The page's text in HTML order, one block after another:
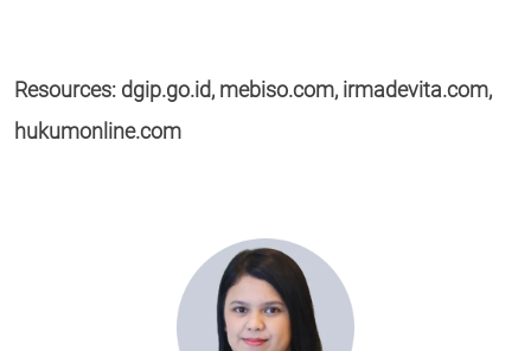
Resources: dgip.go.id, mebiso.com, irmadevita.com,
hukumonline.com